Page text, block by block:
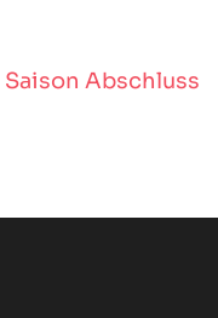
Saison Abschluss